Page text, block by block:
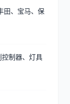
田、宝马、保
制器、灯具